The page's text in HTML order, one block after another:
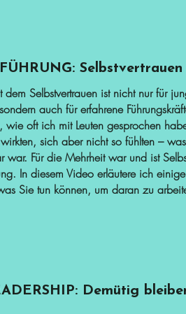
dem Selbstvertrauen ist nicht nur für
auch für erfahrene
wie oft ich mit Leuten gesprochen
wirkten, sich aber nicht so fühlten –
war. Für die Mehrheit war und ist
In diesem Video erläutere ich
Sie tun können, um daran zu
Demütig